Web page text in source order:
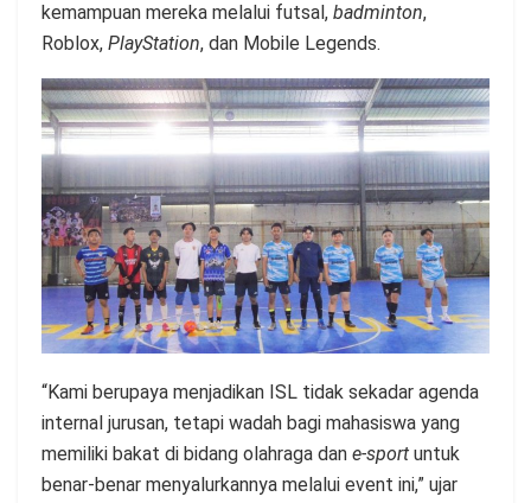
kemampuan mereka melalui futsal, badminton,
Roblox, PlayStation, dan Mobile Legends.
“Kami berupaya menjadikan ISL tidak sekadar agenda
internal jurusan, tetapi wadah bagi mahasiswa yang
memiliki bakat di bidang olahraga dan e-sport untuk
benar-benar menyalurkannya melalui event ini,” ujar